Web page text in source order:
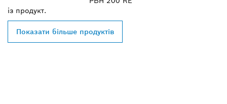
із продукт.
Показати більше продуктів